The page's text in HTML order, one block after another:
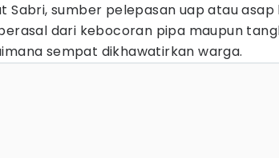
Sabri, sumber pelepasan uap atau
dari kebocoran pipa maupun
sempat dikhawatirkan warga.